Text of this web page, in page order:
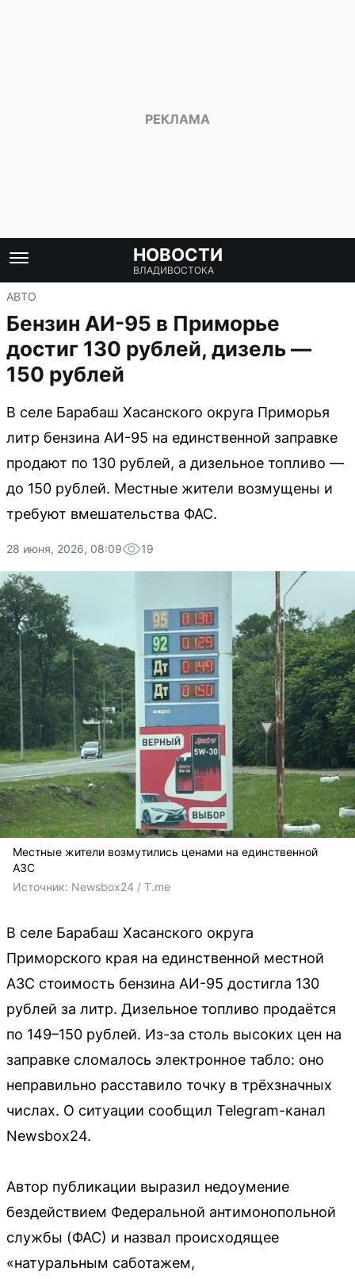
НОВОСТИ
ВЛАДИВОСТОКА
АВТО
Бензин АИ-95 в Приморье
достиг 130 рублей, дизель —
150 рублей
В селе Барабаш Хасанского округа Приморья
литр бензина АИ-95 на единственной заправке
продают по 130 рублей, а дизельное топливо —
до 150 рублей. Местные жители возмущены и
требуют вмешательства ФАС.
28 июня, 2026, 08:09 19
Местные жители возмутились ценами на единственной
АЗС
Источник: Newsbox24 / T.me
В селе Барабаш Хасанского округа
Приморского края на единственной местной
АЗС стоимость бензина АИ-95 достигла 130
рублей за литр. Дизельное топливо продаётся
по 149–150 рублей. Из-за столь высоких цен на
заправке сломалось электронное табло: оно
неправильно расставило точку в трёхзначных
числах. О ситуации сообщил Telegram-канал
Newsbox24.
Автор публикации выразил недоумение
бездействием Федеральной антимонопольной
службы (ФАС) и назвал происходящее
«натуральным саботажем,